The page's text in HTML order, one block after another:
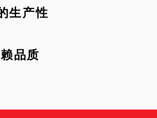
生产性
品质